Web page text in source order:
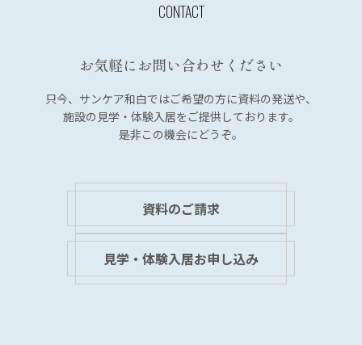
お気軽にお問い合わせください
只今、サンケア和白ではご希望の方に資料の発送や、
施設の見学・体験入居をご提供しております。
是非この機会にどうぞ。
資料のご請求
見学・体験入居お申し込み